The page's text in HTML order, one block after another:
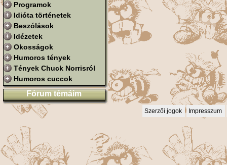
Programok
Idióta történetek
Beszólások
Idézetek
Okosságok
Humoros tények
Tények Chuck Norrisról
Humoros cuccok
Fórum témáim
Szerzői jogok Impresszum